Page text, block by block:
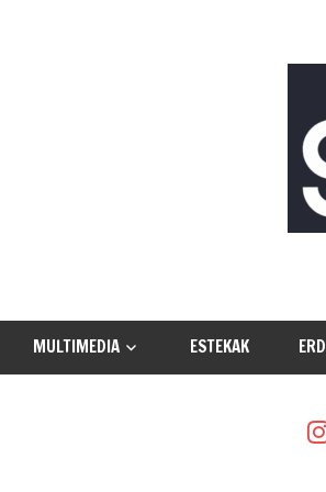
MULTIMEDIA ESTEKAK